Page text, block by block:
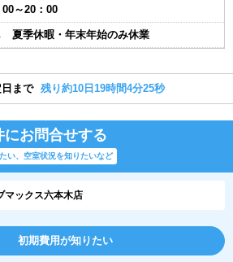
00～20：00
夏季休暇・年末年始のみ休業
まで 残り約10日19時間4分24秒
にお問合せする
い、空室状況を知りたいなど
マックス六本木店
初期費用が知りたい